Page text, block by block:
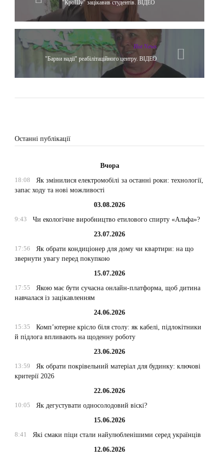
"КроШу" зацікавив студентів. ВІДЕО
Hot News
"Барви надії" реабілітаційного центру. ВІДЕО
Останні публікації
Вчора
18:08
Як змінилися електромобілі за останні роки: технології,
запас ходу та нові можливості
03.08.2026
9:43
Чи екологічне виробництво етилового спирту «Альфа»?
23.07.2026
17:56
Як обрати кондиціонер для дому чи квартири: на що
звернути увагу перед покупкою
15.07.2026
17:55
Якою має бути сучасна онлайн-платформа, щоб дитина
навчалася із зацікавленням
24.06.2026
15:35
Комп’ютерне крісло біля столу: як кабелі, підлокітники
й підлога впливають на щоденну роботу
23.06.2026
13:59
Як обрати покрівельний матеріал для будинку: ключові
критерії 2026
22.06.2026
10:05
Як дегустувати односолодовий віскі?
15.06.2026
8:41
Які смаки піци стали найулюбленішими серед українців
12.06.2026